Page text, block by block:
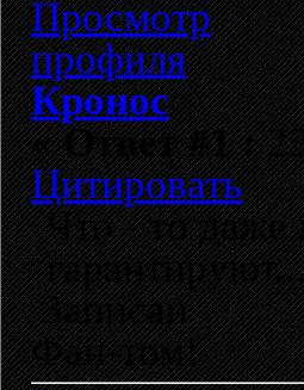
Кронос
«Ответ #1 :
Цитировать
Что - то даже
Записан
Фан-том!